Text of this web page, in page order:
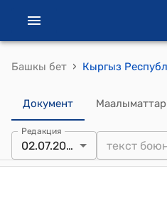
Башкы бет ›
Документ Маалыматтар
Редакция
02.07.2024